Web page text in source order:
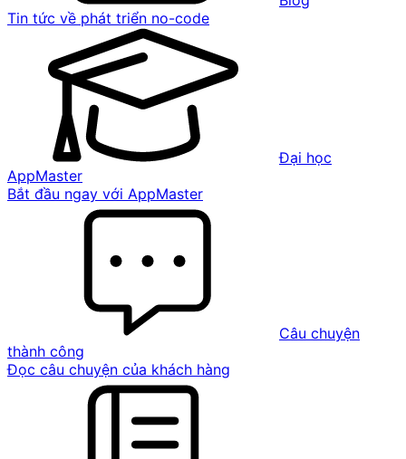
Tin tức về phát triển no-code
Đại học
AppMaster
Bắt đầu ngay với AppMaster
Câu chuyện
thành công
Đọc câu chuyện của khách hàng